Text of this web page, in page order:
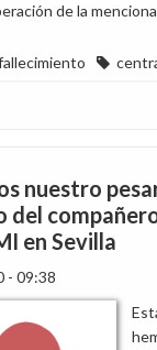
de la
nuestro
en Sevilla
- 09:38